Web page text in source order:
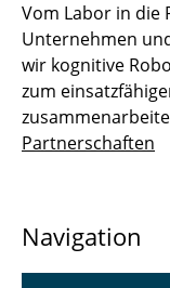
Vom Labor in die
Unternehmen
wir kognitive
zum
Partnerschaften
Navigation